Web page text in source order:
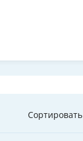
Сортировать